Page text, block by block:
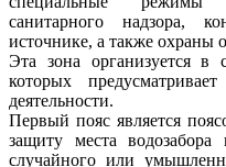
санитарного надзора,
источнике, а также охраны
Эта зона организуется в
которых
деятельности.
Первый пояс является
защиту места
случайного или